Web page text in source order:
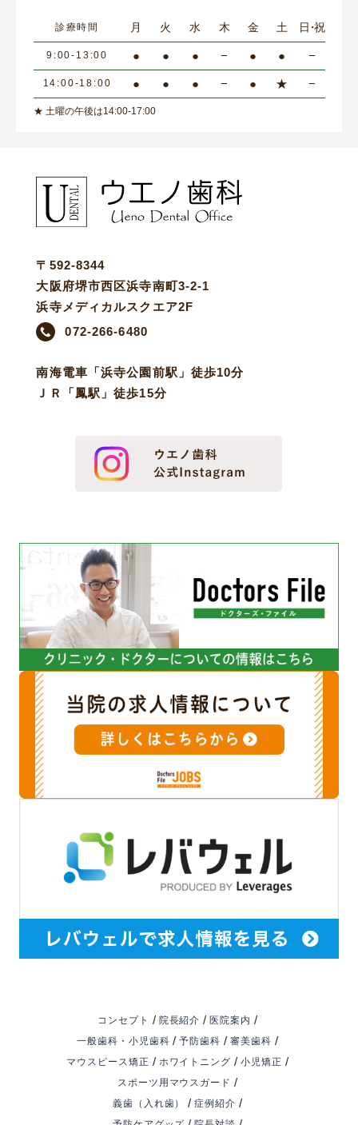
診療時間 月 火 水 木 金 土 日・祝
9:00-13:00 ● ● ● − ● ● −
14:00-18:00 ● ● ● − ● ★ −
★ 土曜の午後は14:00-17:00
〒592-8344
大阪府堺市西区浜寺南町3-2-1
浜寺メディカルスクエア2F
072-266-6480
南海電車「浜寺公園前駅」徒歩10分
ＪＲ「鳳駅」徒歩15分
コンセプト / 院長紹介 / 医院案内 /
一般歯科・小児歯科 / 予防歯科 / 審美歯科 /
マウスピース矯正 / ホワイトニング / 小児矯正 /
スポーツ用マウスガード /
義歯（入れ歯） / 症例紹介 /